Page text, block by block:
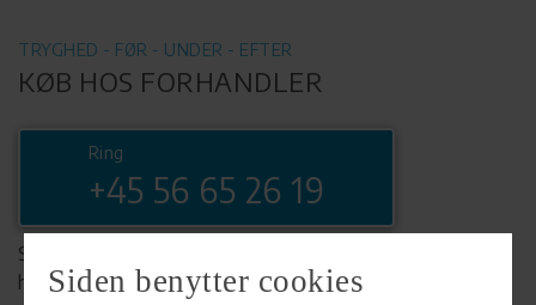
TRYGHED - FØR - UNDER - EFTER
KØB HOS FORHANDLER
Ring
+45 56 65 26 19
Se komplet info på forhandlerens
hjemmeside
Siden benytter cookies